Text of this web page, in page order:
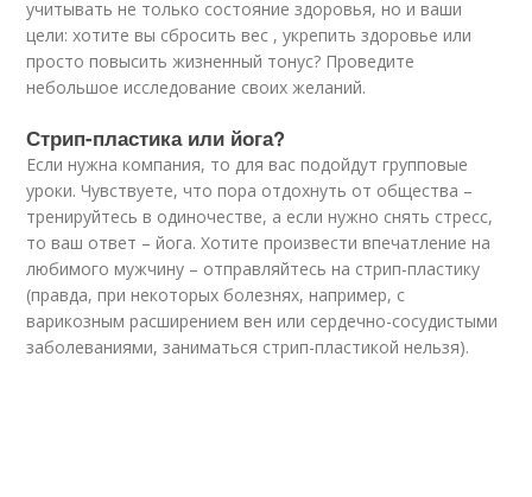
учитывать не только состояние здоровья, но и ваши
цели: хотите вы сбросить вес , укрепить здоровье или
просто повысить жизненный тонус? Проведите
небольшое исследование своих желаний.
Стрип-пластика или йога?
Если нужна компания, то для вас подойдут групповые
уроки. Чувствуете, что пора отдохнуть от общества –
тренируйтесь в одиночестве, а если нужно снять стресс,
то ваш ответ – йога. Хотите произвести впечатление на
любимого мужчину – отправляйтесь на стрип-пластику
(правда, при некоторых болезнях, например, с
варикозным расширением вен или сердечно-сосудистыми
заболеваниями, заниматься стрип-пластикой нельзя).